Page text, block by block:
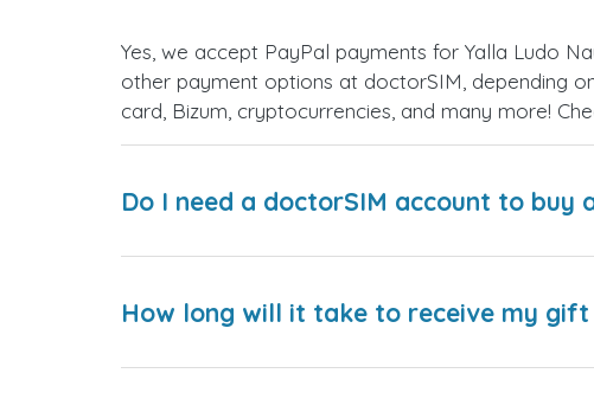
Yes, we accept PayPal payments for Yalla Ludo
other payment options at doctorSIM, depending
card, Bizum, cryptocurrencies, and many more!
Do I need a doctorSIM account to buy
How long will it take to receive my gift